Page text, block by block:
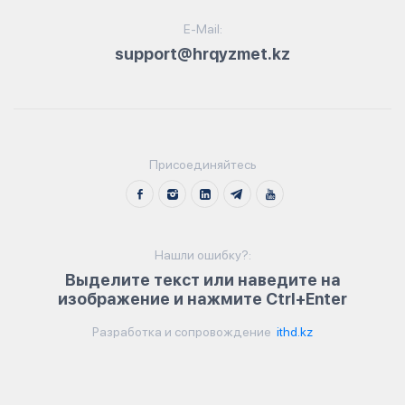
E-Mail:
support@hrqyzmet.kz
Присоединяйтесь
Нашли ошибку?:
Выделите текст или наведите на
изображение и нажмите Ctrl+Enter
Разработка и сопровождение ithd.kz